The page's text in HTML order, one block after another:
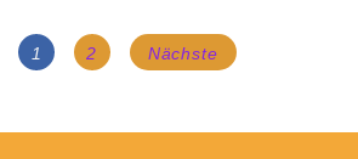
Beitragsnavigation
Page
1 Page
2 Nächste